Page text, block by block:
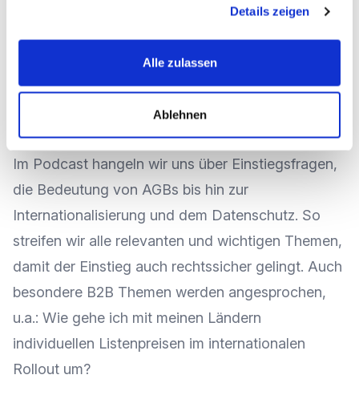
Details zeigen
Alle zulassen
Ablehnen
RESMEDIA in der Beratung rund um
Digitalthemen unterwegs und unterstützt kleine
wie große Unternehmen bei der Fragestellung:
Wie mache ich mein E-Commerce / Shop
eigentlich rechtssicher?
Im Podcast hangeln wir uns über Einstiegsfragen,
die Bedeutung von AGBs bis hin zur
Internationalisierung und dem Datenschutz. So
streifen wir alle relevanten und wichtigen Themen,
damit der Einstieg auch rechtssicher gelingt. Auch
besondere B2B Themen werden angesprochen,
u.a.: Wie gehe ich mit meinen Ländern
individuellen Listenpreisen im internationalen
Rollout um?